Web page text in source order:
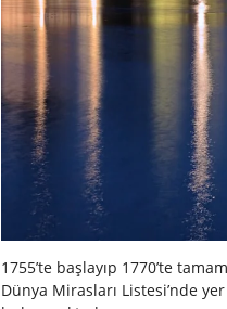
1755’te başlayıp 1770’te
Dünya Mirasları Listesi’nde